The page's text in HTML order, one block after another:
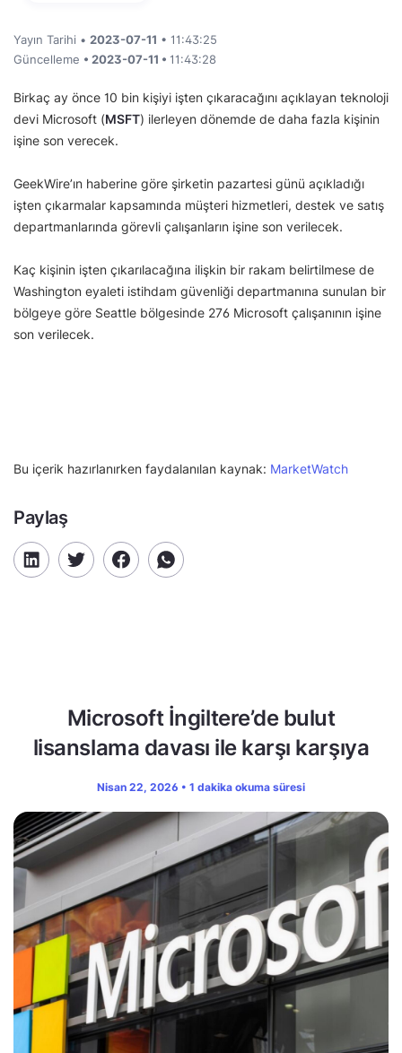
Yayın Tarihi • 2023-07-11 • 11:43:25
Güncelleme • 2023-07-11 • 11:43:28
Birkaç ay önce 10 bin kişiyi işten çıkaracağını açıklayan teknoloji
devi Microsoft (MSFT) ilerleyen dönemde de daha fazla kişinin
işine son verecek.
GeekWire’ın haberine göre şirketin pazartesi günü açıkladığı
işten çıkarmalar kapsamında müşteri hizmetleri, destek ve satış
departmanlarında görevli çalışanların işine son verilecek.
Kaç kişinin işten çıkarılacağına ilişkin bir rakam belirtilmese de
Washington eyaleti istihdam güvenliği departmanına sunulan bir
bölgeye göre Seattle bölgesinde 276 Microsoft çalışanının işine
son verilecek.
Bu içerik hazırlanırken faydalanılan kaynak: MarketWatch
Paylaş
Microsoft İngiltere’de bulut
lisanslama davası ile karşı karşıya
Nisan 22, 2026 • 1 dakika okuma süresi